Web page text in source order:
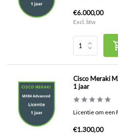
€6.000,00
Excl. btw
Cisco Meraki
1 jaar
Licentie om een
€1.300,00